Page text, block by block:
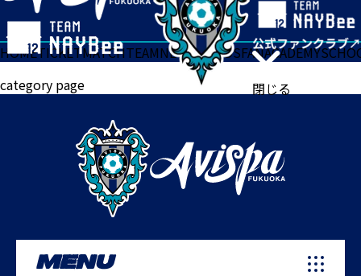
閉じる
HOMETICKETMATCHTEAMNEWSGOODSFANACADEMY
category page
MENU